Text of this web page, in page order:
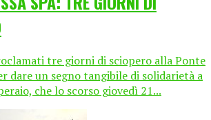
tre giorni di sciopero alla Ponte
dare un segno tangibile di solidarietà a
che lo scorso giovedì 21...